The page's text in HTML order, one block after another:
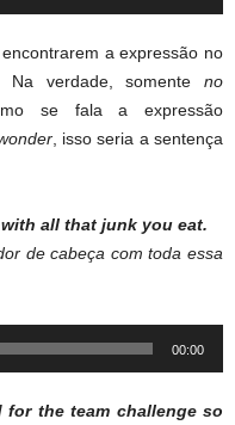
a expressão no
Na verdade, somente no
se fala a expressão
, isso seria a sentença
all that junk you eat.
de cabeça com toda essa
00:00
for the team challenge so